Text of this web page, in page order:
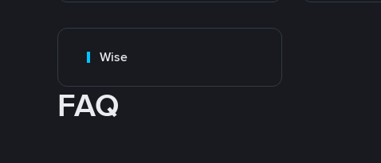
Wise
FAQ